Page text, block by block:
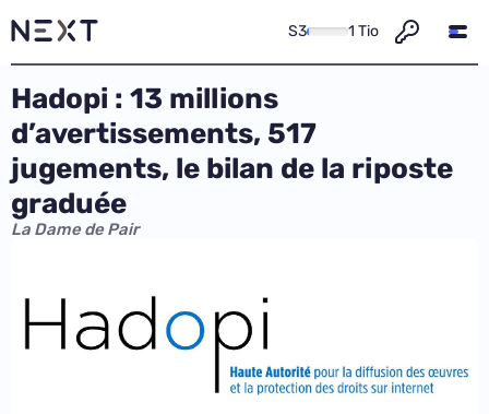
S3 1 Tio
Hadopi : 13 millions
d’avertissements, 517
jugements, le bilan de la riposte
graduée
La Dame de Pair